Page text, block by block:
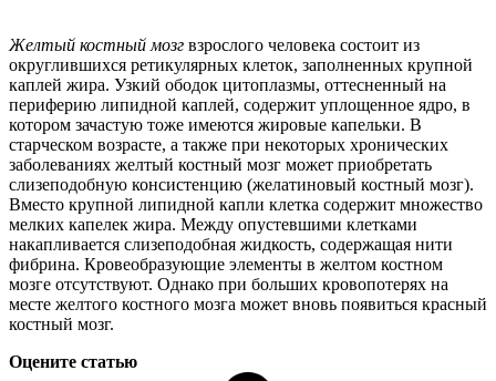
Желтый костный мозг взрослого человека состоит из
округлившихся ретикулярных клеток, заполненных крупной
каплей жира. Узкий ободок цитоплазмы, оттесненный на
периферию липидной каплей, содержит уплощенное ядро, в
котором зачастую тоже имеются жировые капельки. В
старческом возрасте, а также при некоторых хронических
заболеваниях желтый костный мозг может приобретать
слизеподобную консистенцию (желатиновый костный мозг).
Вместо крупной липидной капли клетка содержит множество
мелких капелек жира. Между опустевшими клетками
накапливается слизеподобная жидкость, содержащая нити
фибрина. Кровеобразующие элементы в желтом костном
мозге отсутствуют. Однако при больших кровопотерях на
месте желтого костного мозга может вновь появиться красный
костный мозг.
Оцените статью